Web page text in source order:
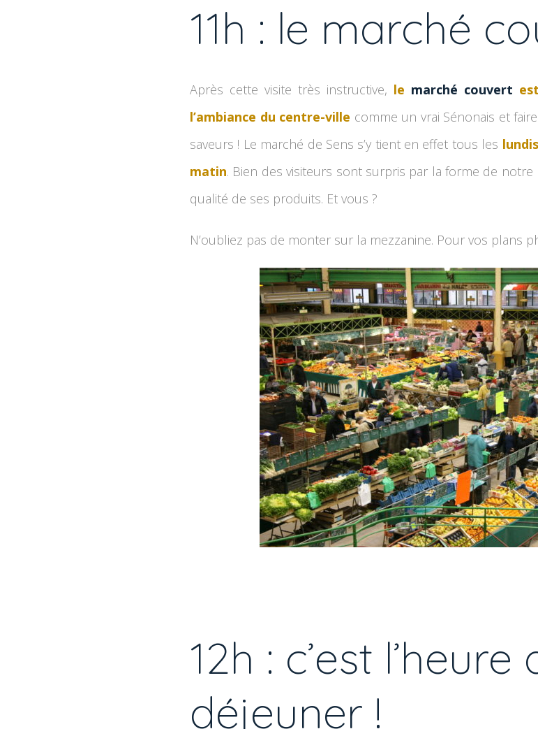
11h : le marché
Après cette visite très instructive, le marché couvert
l’ambiance du centre-ville comme un vrai Sénonais et
saveurs ! Le marché de Sens s’y tient en effet tous les
matin. Bien des visiteurs sont surpris par la forme de
qualité de ses produits. Et vous ?
N’oubliez pas de monter sur la mezzanine. Pour vos plans
12h : c’est l’heure
déjeuner !